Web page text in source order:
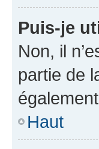
Puis-je
Non, il
partie de
Haut